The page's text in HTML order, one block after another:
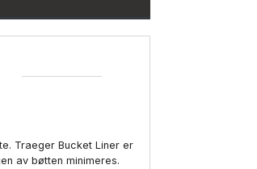
Traeger Bucket Liner er
av bøtten minimeres.